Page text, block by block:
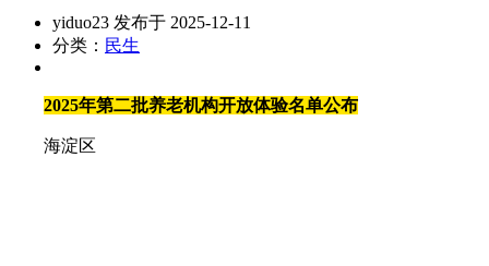
yiduo23 发布于 2025-12-11
分类： 民生
2025年第二批养老机构开放体验名单公布
海淀区